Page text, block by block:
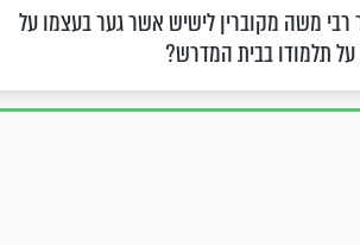
משה מקוברין לישיש אשר גער בעצמו על
על תלמודו בבית המדרש?